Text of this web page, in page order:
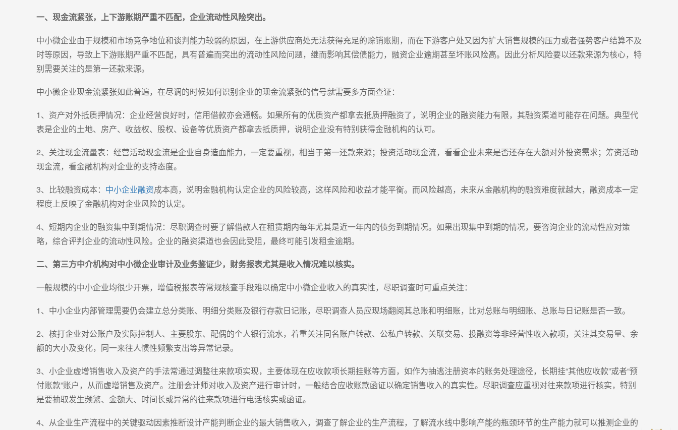
一、现金流紧张，上下游账期严重不匹配，企业流动性风险突出。
中小微企业由于规模和市场竞争地位和谈判能力较弱的原因，在上游供应商处无法获得充足的赊销账期，而在下游客户处又因为扩大销售规模的压力或者强势客户结算不及
时等原因，导致上下游账期严重不匹配，具有普遍而突出的流动性风险问题，继而影响其偿债能力，融资企业逾期甚至坏账风险高。因此分析风险要以还款来源为核心，特
别需要关注的是第一还款来源。
中小微企业现金流紧张如此普遍，在尽调的时候如何识别企业的现金流紧张的信号就需要多方面查证：
1、资产对外抵质押情况：企业经营良好时，信用借款亦会通畅。如果所有的优质资产都拿去抵质押融资了，说明企业的融资能力有限，其融资渠道可能存在问题。典型代
表是企业的土地、房产、收益权、股权、设备等优质资产都拿去抵质押，说明企业没有特别获得金融机构的认可。
2、关注现金流量表：经营活动现金流是企业自身造血能力，一定要重视，相当于第一还款来源；投资活动现金流，看看企业未来是否还存在大额对外投资需求；筹资活动
现金流，看金融机构对企业的支持态度。
3、比较融资成本： 中小企业融资成本高，说明金融机构认定企业的风险较高，这样风险和收益才能平衡。而风险越高，未来从金融机构的融资难度就越大，融资成本一定
程度上反映了金融机构对企业风险的认定。
4、短期内企业的融资集中到期情况：尽职调查时要了解借款人在租赁期内每年尤其是近一年内的债务到期情况。如果出现集中到期的情况，要咨询企业的流动性应对策
略，综合评判企业的流动性风险。企业的融资渠道也会因此受阻，最终可能引发租金逾期。
二、第三方中介机构对中小微企业审计及业务鉴证少，财务报表尤其是收入情况难以核实。
一般规模的中小企业均很少开票，增值税报表等常规核查手段难以确定中小微企业收入的真实性，尽职调查时可重点关注：
1、中小企业内部管理需要仍会建立总分类账、明细分类账及银行存款日记账，尽职调查人员应现场翻阅其总账和明细账，比对总账与明细账、总账与日记账是否一致。
2、核打企业对公账户及实际控制人、主要股东、配偶的个人银行流水，着重关注同名账户转款、公私户转款、关联交易、投融资等非经营性收入款项，关注其交易量、余
额的大小及变化，同一来往人惯性频繁支出等异常记录。
3、小企业虚增销售收入及资产的手法常通过调整往来款项实现，主要体现在应收款项长期挂账等方面，如作为抽逃注册资本的账务处理途径，长期挂“其他应收款”或者“预
付账款”账户，从而虚增销售及资产。注册会计师对收入及资产进行审计时，一般结合应收账款函证以确定销售收入的真实性。尽职调查应重视对往来款项进行核实，特别
是要抽取发生频繁、金额大、时间长或异常的往来款项进行电话核实或函证。
4、从企业生产流程中的关键驱动因素推断设计产能判断企业的最大销售收入，调查了解企业的生产流程，了解流水线中影响产能的瓶颈环节的生产能力就可以推测企业的